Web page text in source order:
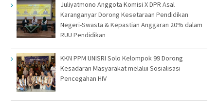
Juliyatmono Anggota Komisi X DPR Asal
Karanganyar Dorong Kesetaraan Pendidikan
Negeri-Swasta & Kepastian Anggaran 20% dalam
RUU Pendidikan
KKN PPM UNISRI Solo Kelompok 99 Dorong
Kesadaran Masyarakat melalui Sosialisasi
Pencegahan HIV